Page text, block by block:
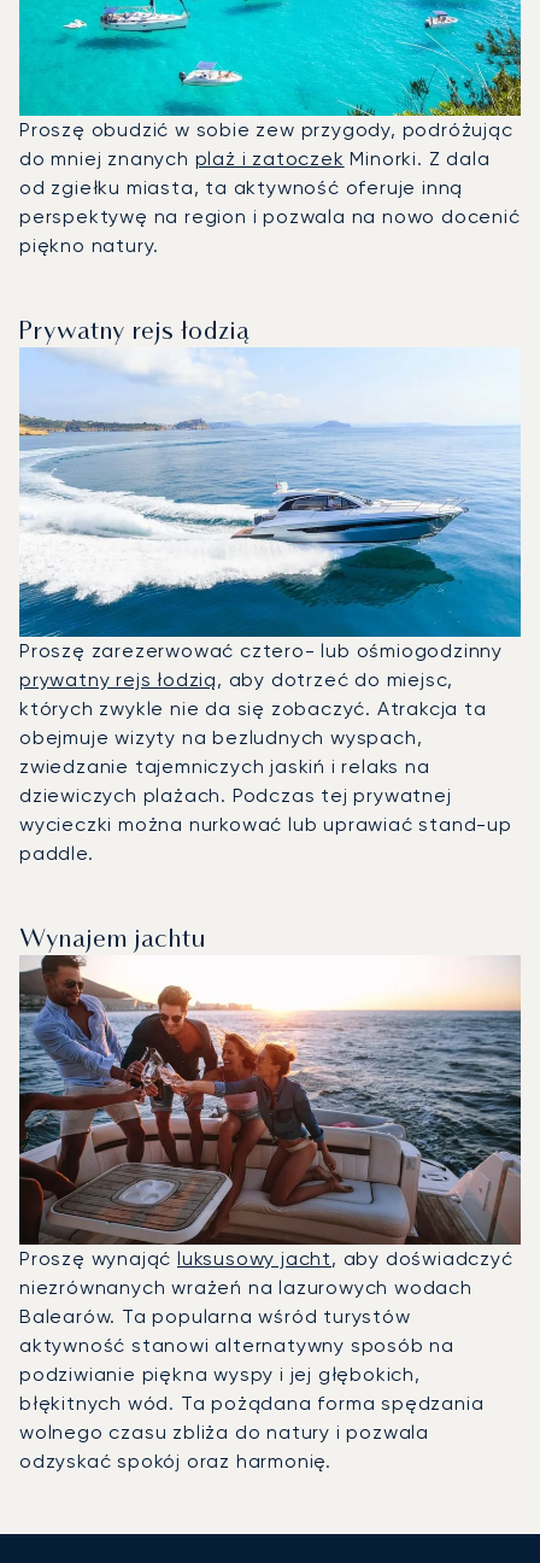
Proszę obudzić w sobie zew przygody, podróżując
do mniej znanych plaż i zatoczek Minorki. Z dala
od zgiełku miasta, ta aktywność oferuje inną
perspektywę na region i pozwala na nowo docenić
piękno natury.
Prywatny rejs łodzią
Proszę zarezerwować cztero- lub ośmiogodzinny
prywatny rejs łodzią, aby dotrzeć do miejsc,
których zwykle nie da się zobaczyć. Atrakcja ta
obejmuje wizyty na bezludnych wyspach,
zwiedzanie tajemniczych jaskiń i relaks na
dziewiczych plażach. Podczas tej prywatnej
wycieczki można nurkować lub uprawiać stand-up
paddle.
Wynajem jachtu
Proszę wynająćluksusowy jacht, aby doświadczyć
niezrównanych wrażeń na lazurowych wodach
Balearów. Ta popularna wśród turystów
aktywność stanowi alternatywny sposób na
podziwianie piękna wyspy i jej głębokich,
błękitnych wód. Ta pożądana forma spędzania
wolnego czasu zbliża do natury i pozwala
odzyskać spokój oraz harmonię.